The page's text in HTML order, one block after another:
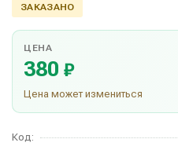
ЗАКАЗАНО
ЦЕНА
380 ₽
Цена может измениться
Код: